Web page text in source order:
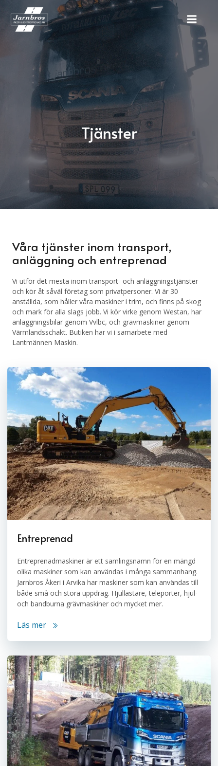
Tjänster
Våra tjänster inom transport,
anläggning och entreprenad
Vi utför det mesta inom transport- och anläggningstjänster
och kör åt såväl företag som privatpersoner. Vi är 30
anställda, som håller våra maskiner i trim, och finns på skog
och mark för alla slags jobb. Vi kör virke genom Westan, har
anläggningsbilar genom Vvlbc, och grävmaskiner genom
Värmlandsschakt. Butiken har vi i samarbete med
Lantmännen Maskin.
Entreprenad
Entreprenadmaskiner är ett samlingsnamn för en mängd
olika maskiner som kan användas i många sammanhang.
Jarnbros Åkeri i Arvika har maskiner som kan användas till
både små och stora uppdrag. Hjullastare, teleporter, hjul-
och bandburna grävmaskiner och mycket mer.
Läs mer